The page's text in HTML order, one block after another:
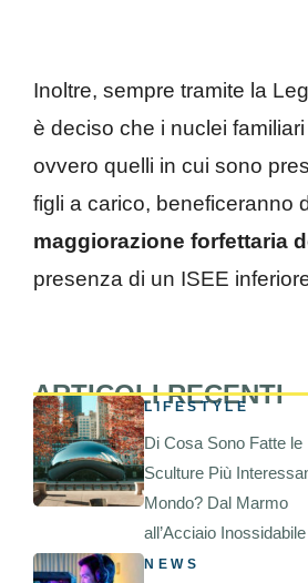
Inoltre, sempre tramite la
è deciso che i nuclei
ovvero quelli in cui sono
figli a carico, beneficeranno
maggiorazione forfettaria
presenza di un ISEE
ARTICOLI RECENTI
LIFESTYLE
Di Cosa Sono Fatte le
Sculture Più
Mondo? Dal Marmo
all’Acciaio Inossidabile
NEWS